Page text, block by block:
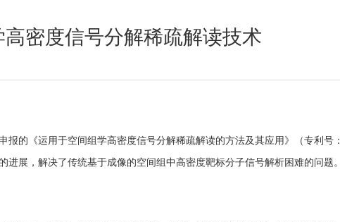
密度信号分解稀疏解读技术
报的《运用于空间组学高密度信号分解稀疏解读的方法及其应用 》 （专利号：
进展，解决了传统基于成像的空间组中高密度靶标分子信号解析困难的问题。